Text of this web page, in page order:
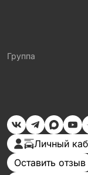
Группа
Личный
Оставить отзыв